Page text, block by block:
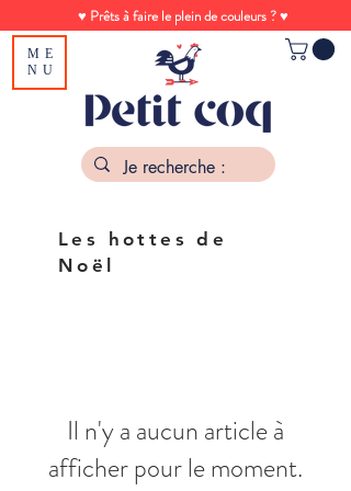
♥ Prêts à faire le plein de couleurs ? ♥
ME
NU
Les hottes de
Noël
Il n'y a aucun article à
afficher pour le moment.